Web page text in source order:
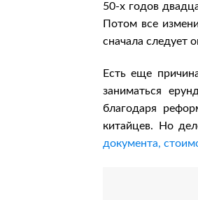
50-х годов
Потом все
сначала следует
Есть еще
заниматься
благодаря
китайцев. Но
документа,